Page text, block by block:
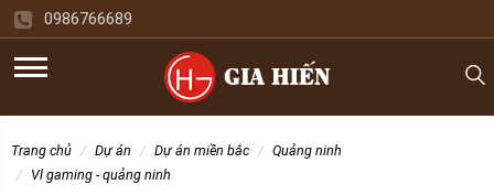
0986766689
trang chủ dự án dự án miền bắc
quảng ninh
vl gaming - quảng ninh